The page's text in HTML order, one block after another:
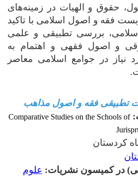
حقوق و الهیات در زمینه‌های
فقه و اصول اسلامی با تاکید
بررسی تطبیقی و علمی
و اصول فقهی و اهتمام به
نیاز در جوامع اسلامی معاصر
تطبیقی فقه و اصول مذاهب
:
Comparative Studies on the Schools of
کردستان
در کمیسون نشریات: علوم